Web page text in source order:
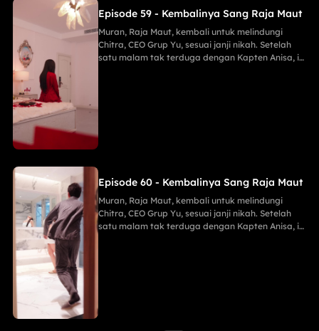
Episode 59 - Kembalinya Sang Raja Maut
Muran, Raja Maut, kembali untuk melindungi
Chitra, CEO Grup Yu, sesuai janji nikah. Setelah
satu malam tak terduga dengan Kapten Anisa, ia
menahan tembakan runduk, menaklukkan Jaya
mudah.
Episode 60 - Kembalinya Sang Raja Maut
Muran, Raja Maut, kembali untuk melindungi
Chitra, CEO Grup Yu, sesuai janji nikah. Setelah
satu malam tak terduga dengan Kapten Anisa, ia